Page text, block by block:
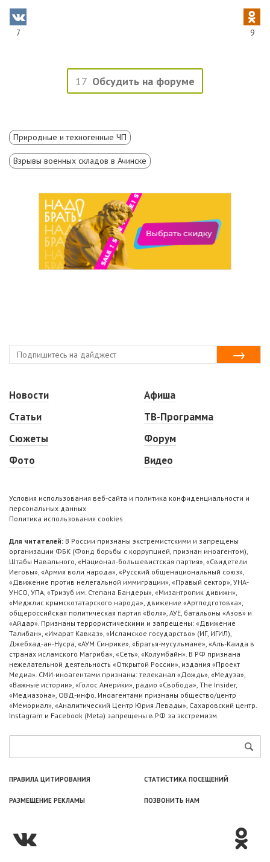
7 9
17 Обсудить на форуме
Природные и техногенные ЧП
Взрывы военных складов в Ачинске
Новости
Статьи
Сюжеты
Фото
Афиша
ТВ-Программа
Форум
Видео
Условия использования веб-сайта и политика конфиденциальности и
персональных данных
Политика использования cookies
Для читателей: В России признаны экстремистскими и запрещены
организации ФБК (Фонд борьбы с коррупцией, признан иноагентом),
Штабы Навального, «Национал-большевистская партия», «Свидетели
Иеговы», «Армия воли народа», «Русский общенациональный союз»,
«Движение против нелегальной иммиграции», «Правый сектор», УНА-
УНСО, УПА, «Тризуб им. Степана Бандеры», «Мизантропик дивижн»,
«Меджлис крымскотатарского народа», движение «Артподготовка»,
общероссийская политическая партия «Воля», АУЕ, батальоны «Азов» и
«Айдар». Признаны террористическими и запрещены: «Движение
Талибан», «Имарат Кавказ», «Исламское государство» (ИГ, ИГИЛ),
Джебхад-ан-Нусра, «АУМ Синрике», «Братья-мусульмане», «Аль-Каида в
странах исламского Магриба», «Сеть», «Колумбайн». В РФ признана
нежелательной деятельность «Открытой России», издания «Проект
Медиа». СМИ-иноагентами признаны: телеканал «Дождь», «Медуза»,
«Важные истории», «Голос Америки», радио «Свобода», The Insider,
«Медиазона», ОВД-инфо. Иноагентами признаны общество/центр
«Мемориал», «Аналитический Центр Юрия Левады», Сахаровский центр.
Instagram и Facebook (Metа) запрещены в РФ за экстремизм.
ПРАВИЛА ЦИТИРОВАНИЯ СТАТИСТИКА ПОСЕЩЕНИЙ
РАЗМЕЩЕНИЕ РЕКЛАМЫ ПОЗВОНИТЬ НАМ